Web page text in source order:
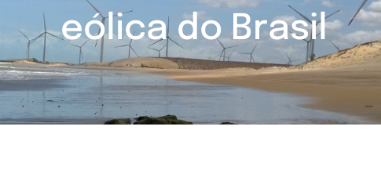
eólica do Brasil